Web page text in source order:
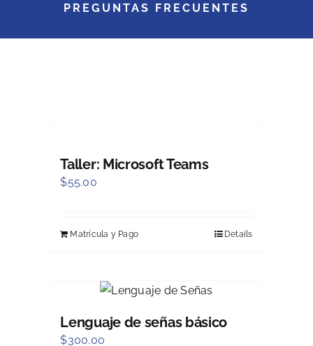
PREGUNTAS FRECUENTES
Taller: Microsoft Teams
$55.00
Matrícula y Pago Details
Lenguaje de señas básico
$300.00